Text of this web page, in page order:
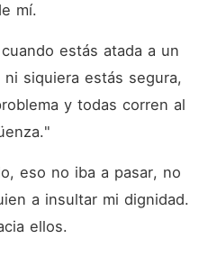
mí.
estás atada a un
siquiera estás segura,
y todas corren al
eso no iba a pasar, no
a insultar mi dignidad.
ellos.